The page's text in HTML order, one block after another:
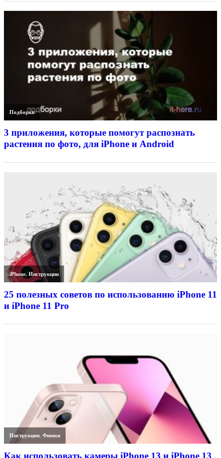
Подборки
3 приложения, которые помогут распознать
растения по фото, для iPhone и Android
iPhone,Инструкции
25 полезных советов по использованию iPhone 11
и iPhone 11 Pro
Инструкции,Фишки
Как использовать камеры iPhone 13 и iPhone 13